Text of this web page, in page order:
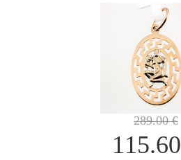
289.00€
115.60